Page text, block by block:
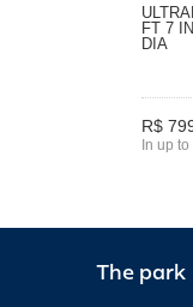
FT 7
DIA
R$
In up
The park